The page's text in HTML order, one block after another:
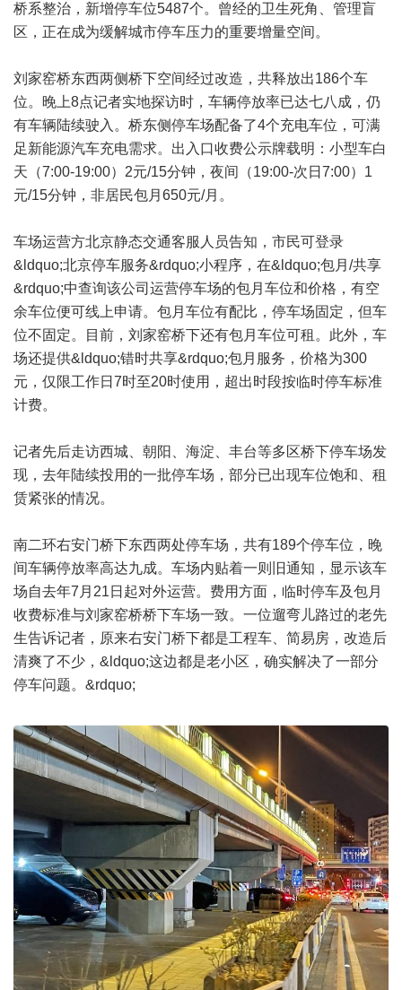
桥系整治，新增停车位5487个。曾经的卫生死角、管理盲
区，正在成为缓解城市停车压力的重要增量空间。
刘家窑桥东西两侧桥下空间经过改造，共释放出186个车
位。晚上8点记者实地探访时，车辆停放率已达七八成，仍
有车辆陆续驶入。桥东侧停车场配备了4个充电车位，可满
足新能源汽车充电需求。出入口收费公示牌载明：小型车白
天（7:00-19:00）2元/15分钟，夜间（19:00-次日7:00）1
元/15分钟，非居民包月650元/月。
车场运营方北京静态交通客服人员告知，市民可登录
&ldquo;北京停车服务&rdquo;小程序，在&ldquo;包月/共享
&rdquo;中查询该公司运营停车场的包月车位和价格，有空
余车位便可线上申请。包月车位有配比，停车场固定，但车
位不固定。目前，刘家窑桥下还有包月车位可租。此外，车
场还提供&ldquo;错时共享&rdquo;包月服务，价格为300
元，仅限工作日7时至20时使用，超出时段按临时停车标准
计费。
记者先后走访西城、朝阳、海淀、丰台等多区桥下停车场发
现，去年陆续投用的一批停车场，部分已出现车位饱和、租
赁紧张的情况。
南二环右安门桥下东西两处停车场，共有189个停车位，晚
间车辆停放率高达九成。车场内贴着一则旧通知，显示该车
场自去年7月21日起对外运营。费用方面，临时停车及包月
收费标准与刘家窑桥桥下车场一致。一位遛弯儿路过的老先
生告诉记者，原来右安门桥下都是工程车、简易房，改造后
清爽了不少，&ldquo;这边都是老小区，确实解决了一部分
停车问题。&rdquo;